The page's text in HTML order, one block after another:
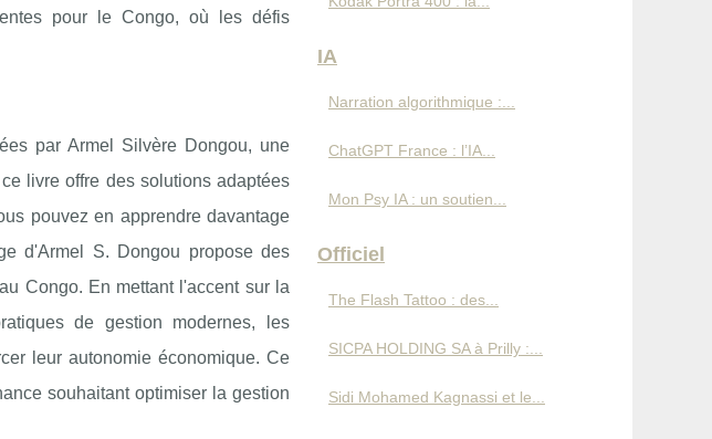
pour le Congo, où les défis
par Armel Silvère Dongou, une
livre offre des solutions adaptées
pouvez en apprendre davantage
d'Armel S. Dongou propose des
Congo. En mettant l'accent sur la
de gestion modernes, les
leur autonomie économique. Ce
souhaitant optimiser la gestion
IA
Narration algorithmique :...
ChatGPT France : l’IA...
Mon Psy IA : un soutien...
Officiel
The Flash Tattoo : des...
SICPA HOLDING SA à Prilly :...
Sidi Mohamed Kagnassi et le...